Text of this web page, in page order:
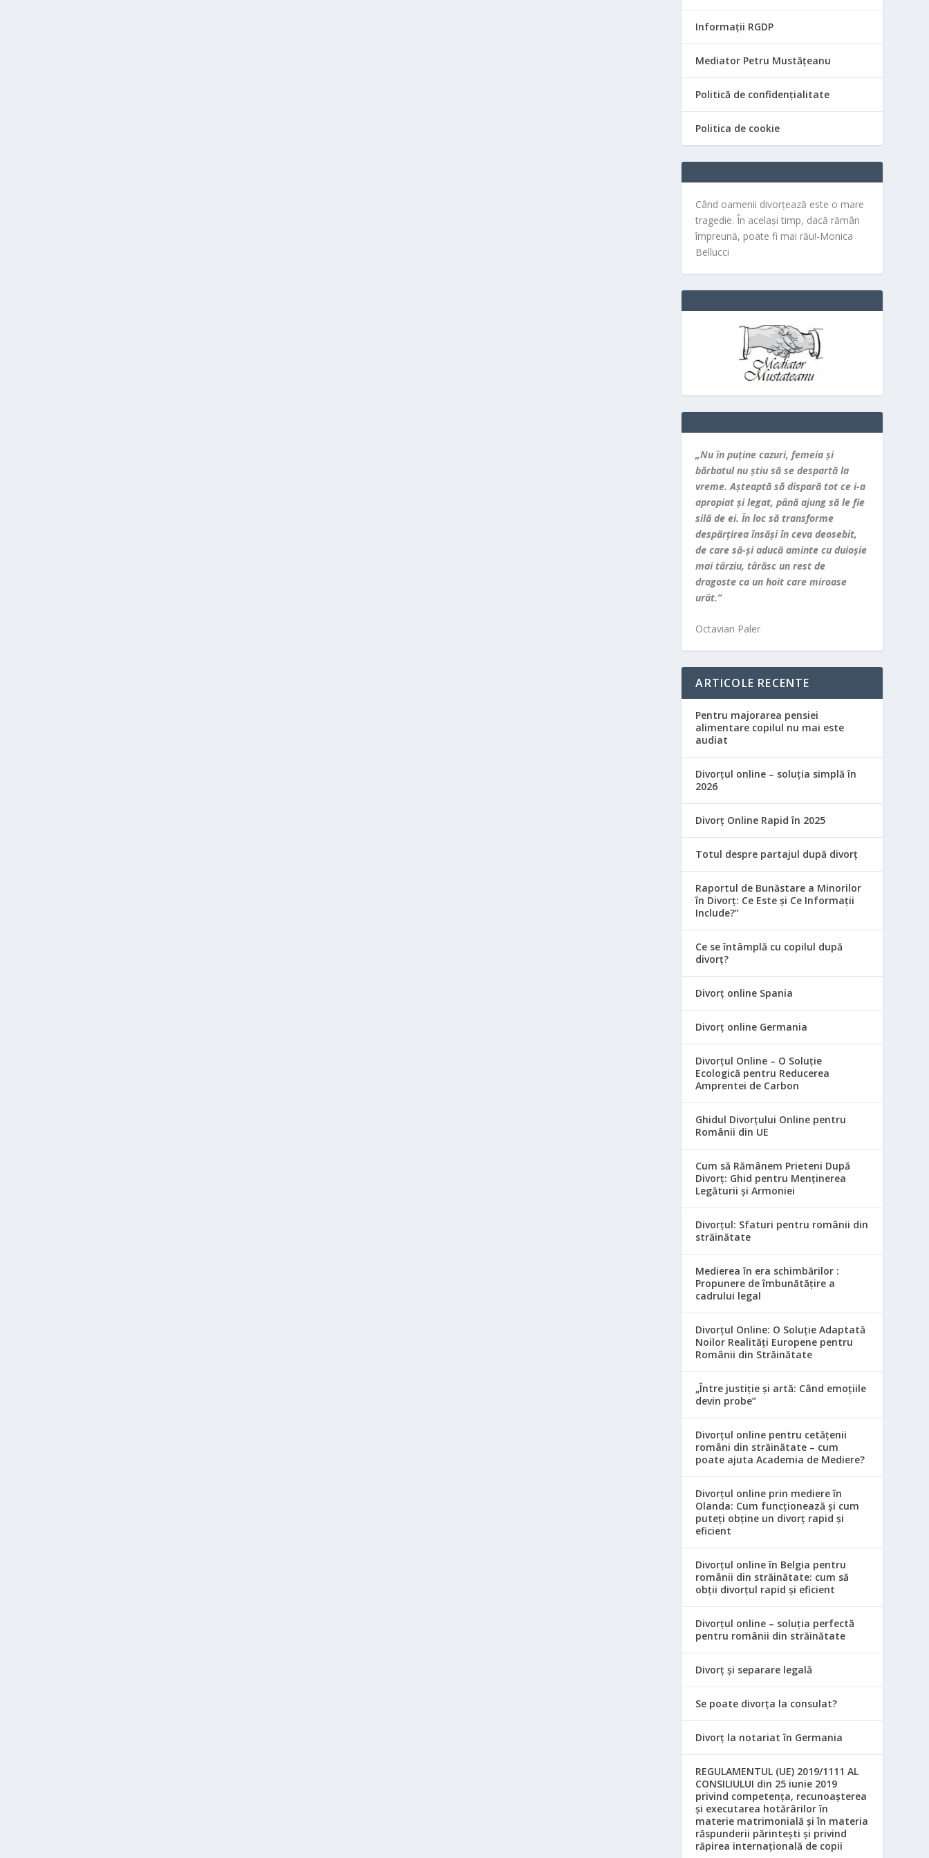
Informații RGDP
Mediator Petru Mustățeanu
Politică de confidențialitate
Politica de cookie
Când oamenii divorțează este o mare
tragedie. În același timp, dacă rămân
împreună, poate fi mai rău!-Monica
Bellucci
„Nu în puţine cazuri, femeia şi
bărbatul nu ştiu să se despartă la
vreme. Aşteaptă să dispară tot ce i-a
apropiat şi legat, până ajung să le fie
silă de ei. În loc să transforme
despărţirea însăşi în ceva deosebit,
de care să-şi aducă aminte cu duioşie
mai târziu, târăsc un rest de
dragoste ca un hoit care miroase
urât.”
Octavian Paler
ARTICOLE RECENTE
Pentru majorarea pensiei
alimentare copilul nu mai este
audiat
Divorțul online – soluția simplă în
2026
Divorț Online Rapid în 2025
Totul despre partajul după divorț
Raportul de Bunăstare a Minorilor
în Divorț: Ce Este și Ce Informații
Include?”
Ce se întâmplă cu copilul după
divorț?
Divorț online Spania
Divorț online Germania
Divorțul Online – O Soluție
Ecologică pentru Reducerea
Amprentei de Carbon
Ghidul Divorțului Online pentru
Românii din UE
Cum să Rămânem Prieteni După
Divorț: Ghid pentru Menținerea
Legăturii și Armoniei
Divorțul: Sfaturi pentru românii din
străinătate
Medierea în era schimbărilor :
Propunere de îmbunătățire a
cadrului legal
Divorțul Online: O Soluție Adaptată
Noilor Realități Europene pentru
Românii din Străinătate
„Între justiție și artă: Când emoțiile
devin probe”
Divorțul online pentru cetățenii
români din străinătate – cum
poate ajuta Academia de Mediere?
Divorțul online prin mediere în
Olanda: Cum funcționează și cum
puteți obține un divorț rapid și
eficient
Divorțul online în Belgia pentru
românii din străinătate: cum să
obții divorțul rapid și eficient
Divorțul online – soluția perfectă
pentru românii din străinătate
Divorț și separare legală
Se poate divorța la consulat?
Divorț la notariat în Germania
REGULAMENTUL (UE) 2019/1111 AL
CONSILIULUI din 25 iunie 2019
privind competența, recunoașterea
și executarea hotărârilor în
materie matrimonială și în materia
răspunderii părintești și privind
răpirea internațională de copii